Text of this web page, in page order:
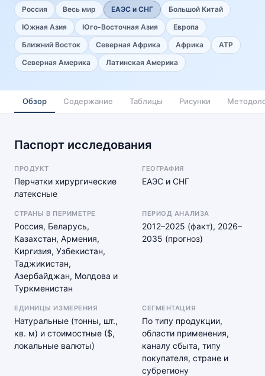
Россия Весь мир ЕАЭС и СНГ
Большой Китай
Южная Азия
Юго-Восточная Азия
Европа
Ближний Восток
Северная Африка Африка
АТР
Северная Америка
Латинская Америка
Обзор Содержание Таблицы Рисунки
Паспорт исследования
ПРОДУКТ
Перчатки хирургические
латексные
ГЕОГРАФИЯ
ЕАЭС и СНГ
СТРАНЫ В ПЕРИМЕТРЕ
Россия, Беларусь,
Казахстан, Армения,
Киргизия, Узбекистан,
Таджикистан,
Азербайджан, Молдова и
Туркменистан
ПЕРИОД АНАЛИЗА
2012–2025 (факт), 2026–
2035 (прогноз)
ЕДИНИЦЫ ИЗМЕРЕНИЯ
Натуральные (тонны, шт.,
кв. м) и стоимостные ($,
локальные валюты)
СЕГМЕНТАЦИЯ
По типу продукции,
области применения,
каналу сбыта, типу
покупателя, стране и
субрегиону